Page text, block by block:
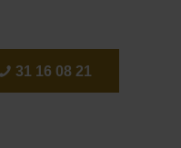
31 16 08 21